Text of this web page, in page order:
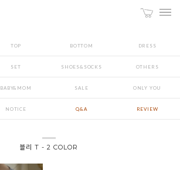
TOP BOTTOM DRESS
SET SHOES&SOCKS OTHERS
BABY&MOM SALE ONLY YOU
NOTICE Q&A REVIEW
블리 T - 2 COLOR